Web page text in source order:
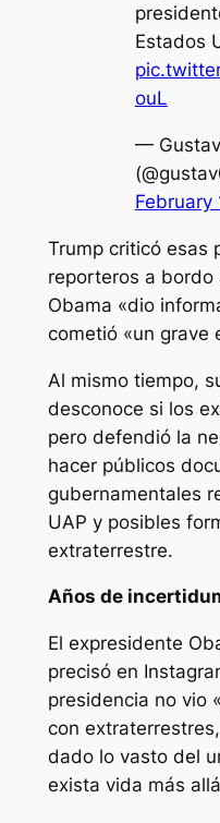
Estados
ouL
—
February
Trump criticó esas
reporteros a bordo
Obama «dio
cometió «un grave
Al mismo tiempo,
desconoce si los
pero defendió la
hacer públicos
gubernamentales
UAP y posibles
extraterrestre.
Años de
El expresidente
precisó en
presidencia no vio
con
dado lo vasto del
exista vida más